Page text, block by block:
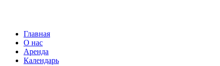
Главная
О нас
Аренда
Календарь